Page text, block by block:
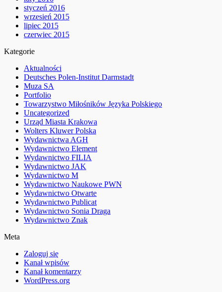
styczeń 2016
wrzesień 2015
lipiec 2015
czerwiec 2015
Kategorie
Aktualności
Deutsches Polen-Institut Darmstadt
Muza SA
Portfolio
Towarzystwo Miłośników Języka Polskiego
Uncategorized
Urząd Miasta Krakowa
Wolters Kluwer Polska
Wydawnictwa AGH
Wydawnictwo Element
Wydawnictwo FILIA
Wydawnictwo JAK
Wydawnictwo M
Wydawnictwo Naukowe PWN
Wydawnictwo Otwarte
Wydawnictwo Publicat
Wydawnictwo Sonia Draga
Wydawnictwo Znak
Meta
Zaloguj się
Kanał wpisów
Kanał komentarzy
WordPress.org